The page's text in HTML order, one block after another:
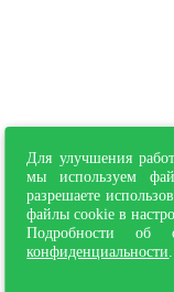
Для улучшения
мы используем
разрешаете
файлы cookie в
Подробности
конфиденциальности